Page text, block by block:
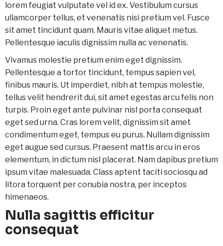
lorem feugiat vulputate vel id ex. Vestibulum cursus
ullamcorper tellus, et venenatis nisi pretium vel. Fusce
sit amet tincidunt quam. Mauris vitae aliquet metus.
Pellentesque iaculis dignissim nulla ac venenatis.
Vivamus molestie pretium enim eget dignissim.
Pellentesque a tortor tincidunt, tempus sapien vel,
finibus mauris. Ut imperdiet, nibh at tempus molestie,
tellus velit hendrerit dui, sit amet egestas arcu felis non
turpis. Proin eget ante pulvinar nisl porta consequat
eget sed urna. Cras lorem velit, dignissim sit amet
condimentum eget, tempus eu purus. Nullam dignissim
eget augue sed cursus. Praesent mattis arcu in eros
elementum, in dictum nisl placerat. Nam dapibus pretium
ipsum vitae malesuada. Class aptent taciti sociosqu ad
litora torquent per conubia nostra, per inceptos
himenaeos.
Nulla sagittis efficitur
consequat